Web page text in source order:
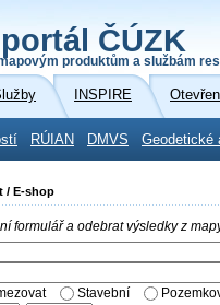
ČÚZK
produktům a službám
INSPIRE
RÚIAN DMVS Geodetické
/ E-shop
formulář a odebrat výsledky z
Stavební